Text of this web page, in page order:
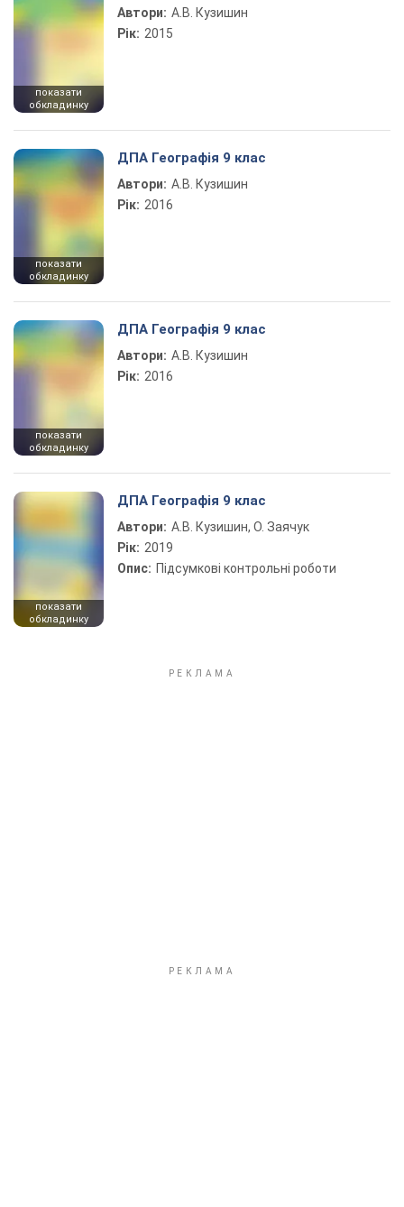
показати
обкладинку
Автори: А.В. Кузишин
Рік: 2015
показати
обкладинку
ДПА Географія 9 клас
Автори: А.В. Кузишин
Рік: 2016
показати
обкладинку
ДПА Географія 9 клас
Автори: А.В. Кузишин
Рік: 2016
показати
обкладинку
ДПА Географія 9 клас
Автори: А.В. Кузишин, О. Заячук
Рік: 2019
Опис: Підсумкові контрольні роботи